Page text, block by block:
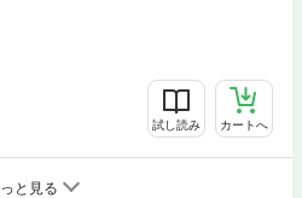
試し読み カートへ
と見る